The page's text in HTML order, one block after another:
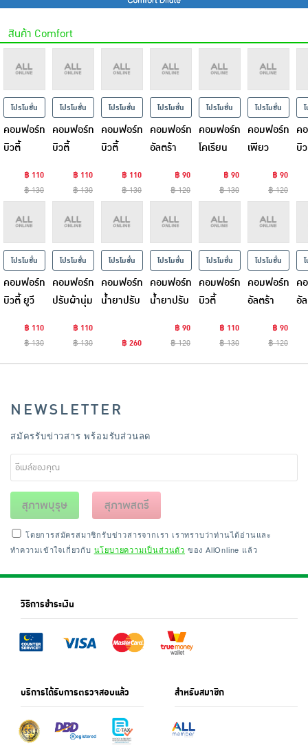
สินค้า Comfort
โปรโมชั่น
คอมฟอร์ท
บิวตี้
ปรับผ้านุ่ม
กลิ่น
คอตตอน
470 มล.
฿ 110
฿ 130
โปรโมชั่น
คอมฟอร์ท
บิวตี้ ยูวี
สีชมพู
เบอร์รี่
฿ 110
฿ 130
โปรโมชั่น
คอมฟอร์ท
บิวตี้
แป้งเด็ก
และพีโอนี
บริสุทธิ์
฿ 110
฿ 130
โปรโมชั่น
คอมฟอร์ท
ปรับผ้านุ่ม
เพอร์ฟูม
470 มล.
฿ 110
฿ 130
โปรโมชั่น
คอมฟอร์ท
บิวตี้
ซากุระและ
โรสวอ
มล.
฿ 110
฿ 130
โปรโมชั่น
คอมฟอร์ท
น้ำยาปรับ
อัลตร้าฟ้า
฿ 260
โปรโมชั่น
คอมฟอร์ท
อัลตร้า
ผ้านุ่ม สี
ฟ้า 470
มล.
฿ 90
฿ 120
โปรโมชั่น
คอมฟอร์ท
น้ำยาปรับ
อัลตร้าน้ำ
฿ 90
฿ 120
โปรโมชั่น
คอมฟอร์ท
โคเรียน
ผ้านุ่ม
สูตรเข้ม
ข้น กลิ่น
วานิลลา
470 มล.
฿ 90
฿ 130
โปรโมชั่น
คอมฟอร์ท
บิวตี้
กลิ่นลูก
฿ 110
฿ 130
โปรโมชั่น
คอมฟอร์ท
เพียว
ผ้านุ่ม
แฮปปี้
470 มล.
฿ 90
฿ 120
โปรโมชั่น
คอมฟอร์ท
อัลตร้า
ผ้านุ่ม
฿ 90
฿ 120
ค
บิ
ช
ค
อั
NEWSLETTER
สมัครรับข่าวสาร พร้อมรับส่วนลด
สุภาพบุรุษ สุภาพสตรี
โดยการสมัครสมาชิกรับข่าวสารจากเรา เราทราบว่าท่านได้อ่านและ
ทำความเข้าใจเกี่ยวกับ นโยบายความเป็นส่วนตัว ของ AllOnline แล้ว
วิธีการชำระเงิน
บริการได้รับการตรวจสอบแล้ว สำหรับสมาชิก